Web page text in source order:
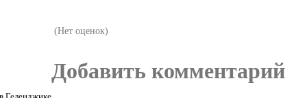
(Нет оценок)
Добавить комментарий